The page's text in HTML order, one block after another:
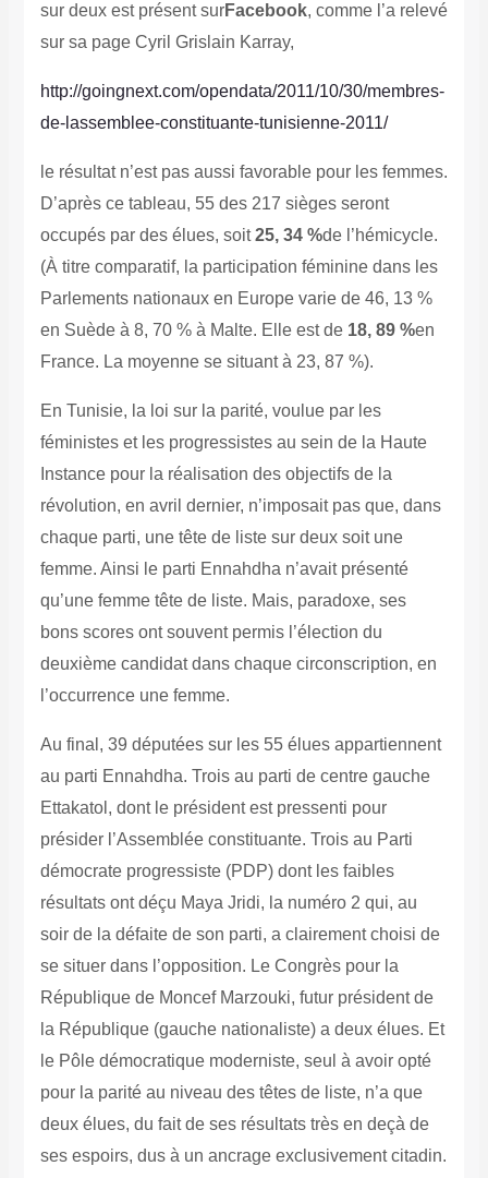
sur deux est présent surFacebook, comme l’a relevé
sur sa page Cyril Grislain Karray,
http://goingnext.com/opendata/2011/10/30/membres-
de-lassemblee-constituante-tunisienne-2011/
le résultat n’est pas aussi favorable pour les femmes.
D’après ce tableau, 55 des 217 sièges seront
occupés par des élues, soit 25, 34 %de l’hémicycle.
(À titre comparatif, la participation féminine dans les
Parlements nationaux en Europe varie de 46, 13 %
en Suède à 8, 70 % à Malte. Elle est de 18, 89 %en
France. La moyenne se situant à 23, 87 %).
En Tunisie, la loi sur la parité, voulue par les
féministes et les progressistes au sein de la Haute
Instance pour la réalisation des objectifs de la
révolution, en avril dernier, n’imposait pas que, dans
chaque parti, une tête de liste sur deux soit une
femme. Ainsi le parti Ennahdha n’avait présenté
qu’une femme tête de liste. Mais, paradoxe, ses
bons scores ont souvent permis l’élection du
deuxième candidat dans chaque circonscription, en
l’occurrence une femme.
Au final, 39 députées sur les 55 élues appartiennent
au parti Ennahdha. Trois au parti de centre gauche
Ettakatol, dont le président est pressenti pour
présider l’Assemblée constituante. Trois au Parti
démocrate progressiste (PDP) dont les faibles
résultats ont déçu Maya Jridi, la numéro 2 qui, au
soir de la défaite de son parti, a clairement choisi de
se situer dans l’opposition. Le Congrès pour la
République de Moncef Marzouki, futur président de
la République (gauche nationaliste) a deux élues. Et
le Pôle démocratique moderniste, seul à avoir opté
pour la parité au niveau des têtes de liste, n’a que
deux élues, du fait de ses résultats très en deçà de
ses espoirs, dus à un ancrage exclusivement citadin.